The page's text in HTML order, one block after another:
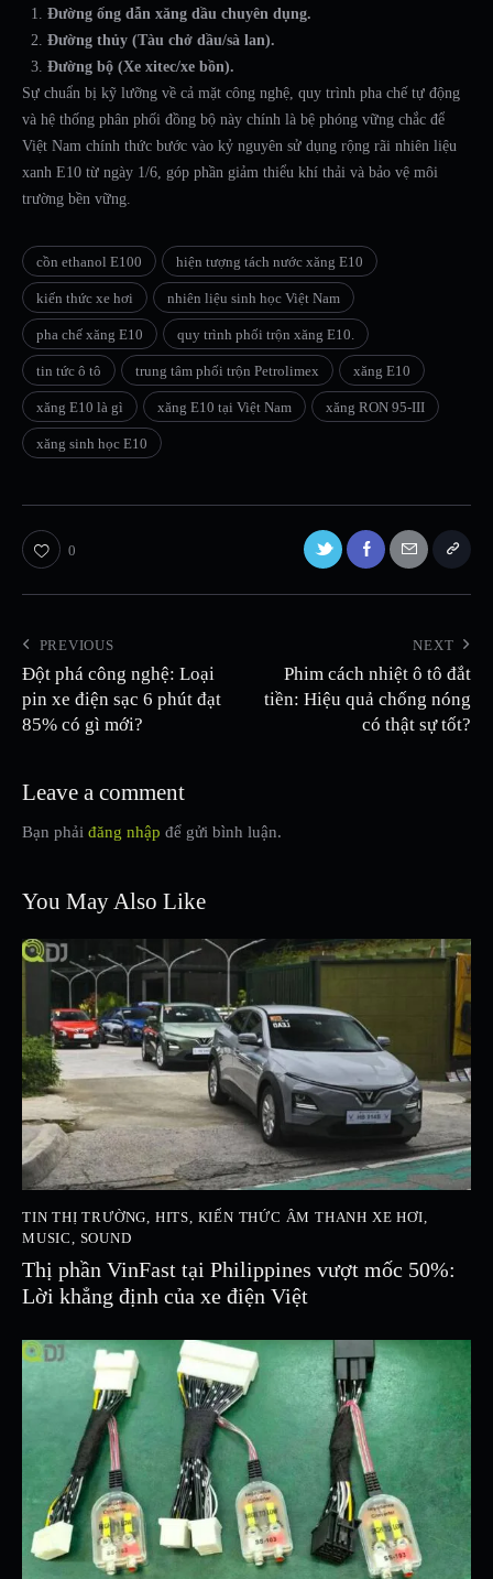
Đường ống dẫn xăng dầu chuyên dụng.
Đường thủy (Tàu chở dầu/sà lan).
Đường bộ (Xe xitec/xe bồn).
Sự chuẩn bị kỹ lưỡng về cả mặt công nghệ, quy trình pha chế tự động
và hệ thống phân phối đồng bộ này chính là bệ phóng vững chắc để
Việt Nam chính thức bước vào kỷ nguyên sử dụng rộng rãi nhiên liệu
xanh E10 từ ngày 1/6, góp phần giảm thiểu khí thải và bảo vệ môi
trường bền vững.
cồn ethanol E100 hiện tượng tách nước xăng E10
kiến thức xe hơi nhiên liệu sinh học Việt Nam
pha chế xăng E10 quy trình phối trộn xăng E10.
tin tức ô tô trung tâm phối trộn Petrolimex xăng E10
xăng E10 là gì xăng E10 tại Việt Nam xăng RON 95-III
xăng sinh học E10
0
PREVIOUS
Đột phá công nghệ: Loại
pin xe điện sạc 6 phút đạt
85% có gì mới?
NEXT
Phim cách nhiệt ô tô đắt
tiền: Hiệu quả chống nóng
có thật sự tốt?
Leave a comment
Bạn phải đăng nhập để gửi bình luận.
You May Also Like
TIN THỊ TRƯỜNG, HITS, KIẾN THỨC ÂM THANH XE HƠI,
MUSIC, SOUND
Thị phần VinFast tại Philippines vượt mốc 50%:
Lời khẳng định của xe điện Việt